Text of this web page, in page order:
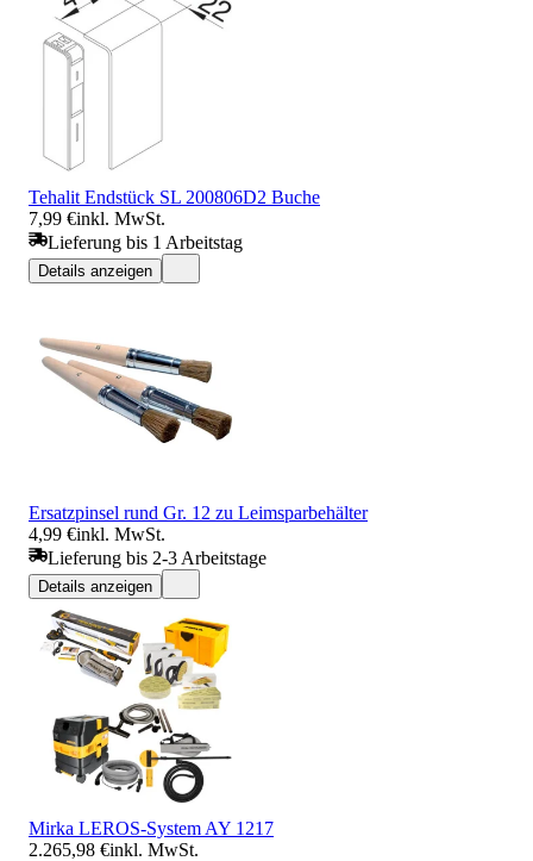
Tehalit Endstück SL 200806D2 Buche
7,99 €inkl. MwSt.
Lieferung bis 1 Arbeitstag
Details anzeigen
Ersatzpinsel rund Gr. 12 zu Leimsparbehälter
4,99 €inkl. MwSt.
Lieferung bis 2-3 Arbeitstage
Details anzeigen
Mirka LEROS-System AY 1217
2.265,98 €inkl. MwSt.